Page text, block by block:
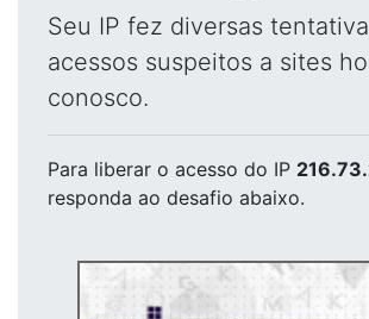
Seu IP fez diversas
acessos suspeitos a sites
conosco.
Para liberar o acesso do IP
responda ao desafio abaixo.